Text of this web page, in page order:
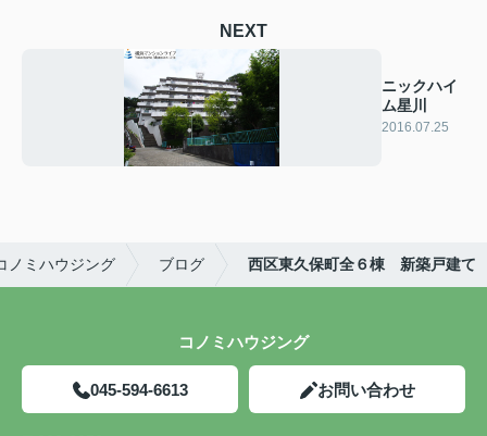
NEXT
ニックハイ
ム星川
2016.07.25
ノミハウジング ブログ 西区東久保町全６棟 新築戸建て
コノミハウジング
045-594-6613 お問い合わせ